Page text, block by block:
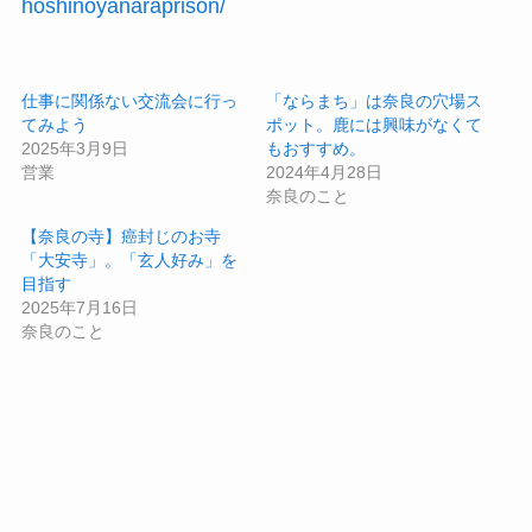
hoshinoyanaraprison/
仕事に関係ない交流会に行っ
てみよう
2025年3月9日
営業
「ならまち」は奈良の穴場ス
ポット。鹿には興味がなくて
もおすすめ。
2024年4月28日
奈良のこと
【奈良の寺】癌封じのお寺
「大安寺」。「玄人好み」を
目指す
2025年7月16日
奈良のこと